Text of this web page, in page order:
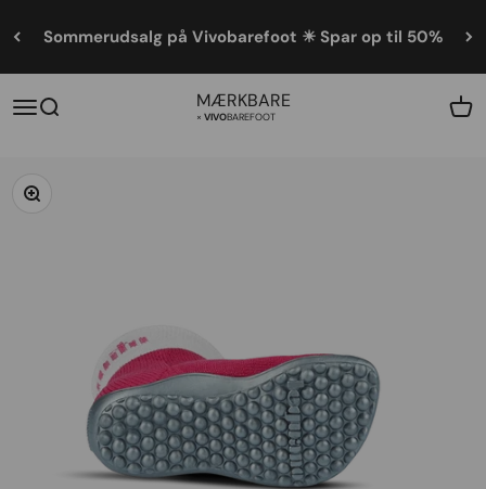
Sommerudsalg på Vivobarefoot ☀ Spar op til 50%
Åbn navigationsmenu
Åbn søgefunktion MÆRKBARE
×Vivobarefoot Åbn
Zoom